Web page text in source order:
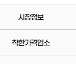
시장정보
착한가격업소